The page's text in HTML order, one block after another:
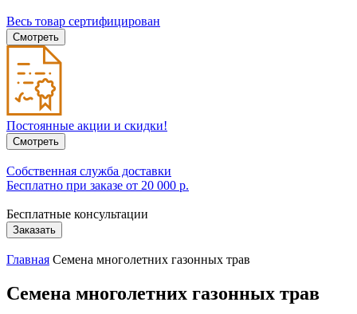
Весь товар сертифицирован
Смотреть
Постоянные акции и скидки!
Смотреть
Собственная служба доставки
Бесплатно при заказе от 20 000 р.
Бесплатные консультации
Заказать
Главная Семена многолетних газонных трав
Семена многолетних газонных трав